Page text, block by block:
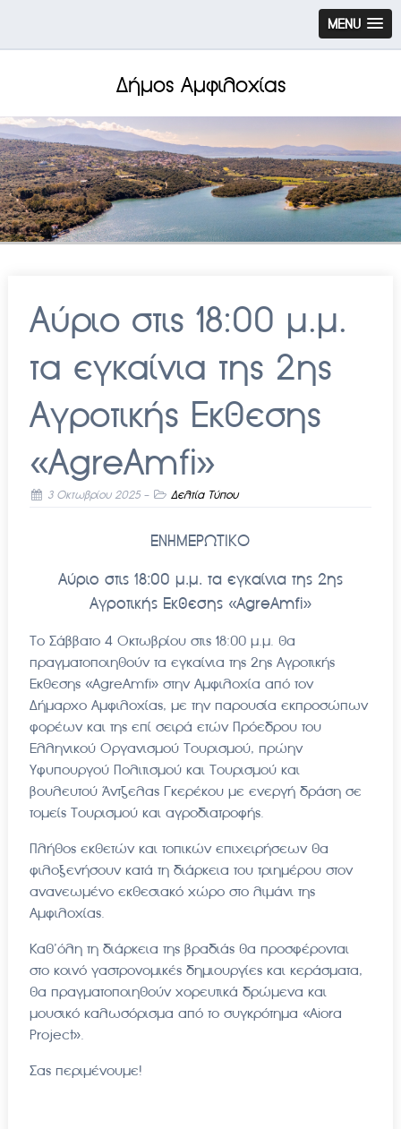
MENU
Δήμος Αμφιλοχίας
Αύριο στις 18:00 μ.μ.
τα εγκαίνια της 2ης
Αγροτικής Eκθεσης
«ΑgreAmfi»
3 Οκτωβρίου 2025- Δελτία Τύπου
ΕΝΗΜΕΡΩΤΙΚΟ
Αύριο στις 18:00 μ.μ. τα εγκαίνια της 2ης
Αγροτικής Eκθεσης «ΑgreAmfi»
Το Σάββατο 4 Οκτωβρίου στις 18:00 μ.μ. θα
πραγματοποιηθούν τα εγκαίνια της 2ης Αγροτικής
Eκθεσης «ΑgreAmfi» στην Αμφιλοχία από τον
Δήμαρχο Αμφιλοχίας, με την παρουσία εκπροσώπων
φορέων και της επί σειρά ετών Πρόεδρου του
Ελληνικού Οργανισμού Τουρισμού, πρώην
Υφυπουργού Πολιτισμού και Τουρισμού και
βουλευτού Άντζελας Γκερέκου με ενεργή δράση σε
τομείς Τουρισμού και αγροδιατροφής.
Πλήθος εκθετών και τοπικών επιχειρήσεων θα
φιλοξενήσουν κατά τη διάρκεια του τριημέρου στον
ανανεωμένο εκθεσιακό χώρο στο λιμάνι της
Αμφιλοχίας.
Καθ’όλη τη διάρκεια της βραδιάς θα προσφέρονται
στο κοινό γαστρονομικές δημιουργίες και κεράσματα,
θα πραγματοποιηθούν χορευτικά δρώμενα και
μουσικό καλωσόρισμα από το συγκρότημα «Αiora
Project».
Σας περιμένουμε!